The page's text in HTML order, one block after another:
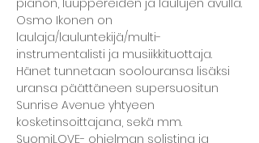
pianon, luuppereiden ja laulujen avulla.
Osmo Ikonen on
laulaja/lauluntekijä/multi-
instrumentalisti ja musiikkituottaja.
Hänet tunnetaan soolouransa lisäksi
uransa päättäneen supersuositun
Sunrise Avenue yhtyeen
kosketinsoittajana, sekä mm.
SuomiLOVE- ohjelman solistina ja